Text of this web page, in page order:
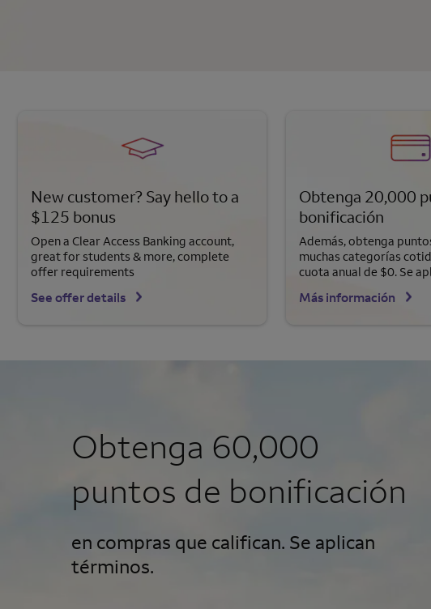
New customer? Say hello to a
$125 bonus
Open a Clear Access Banking account,
great for students & more, complete
offer requirements
See offer details
Obtenga 20,000
bonificación
Además, obtenga
muchas categorías
cuota anual de $0. Se
Más información
Obtenga 60,000
puntos de bonificación
en compras que califican. Se aplican
términos.